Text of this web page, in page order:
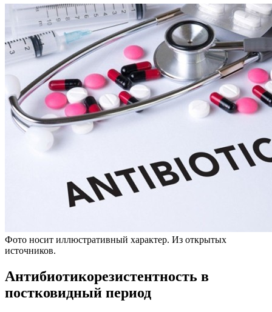
Фото носит иллюстративный характер. Из открытых
источников.
Антибиотикорезистентность в
постковидный период